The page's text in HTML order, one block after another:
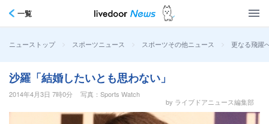
一覧
ニューストップ > スポーツニュース > スポーツその他ニュース > 更なる飛躍
沙羅「結婚したいとも思わない」
2014年4月3日 7時0分
写真：Sports Watch
by ライブドアニュース編集部